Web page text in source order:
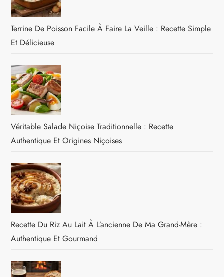
Terrine De Poisson Facile À Faire La Veille : Recette Simple
Et Délicieuse
Véritable Salade Niçoise Traditionnelle : Recette
Authentique Et Origines Niçoises
Recette Du Riz Au Lait À L’ancienne De Ma Grand-Mère :
Authentique Et Gourmand